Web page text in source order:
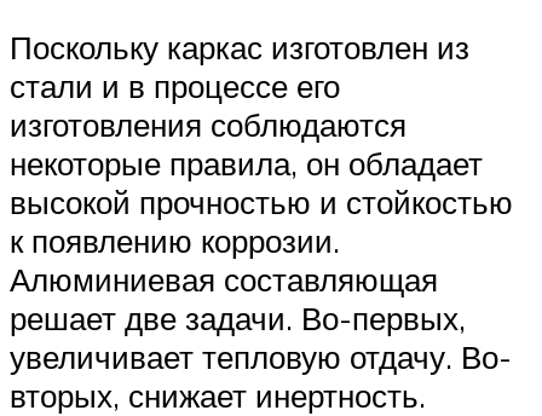
Поскольку каркас изготовлен из
стали и в процессе его
изготовления соблюдаются
некоторые правила, он обладает
высокой прочностью и стойкостью
к появлению коррозии.
Алюминиевая составляющая
решает две задачи. Во-первых,
увеличивает тепловую отдачу. Во-
вторых, снижает инертность.